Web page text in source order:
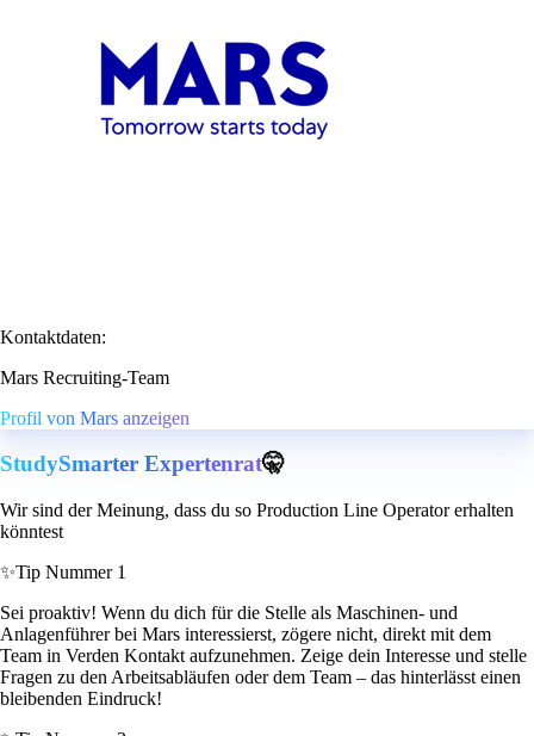
Kontaktdaten:
Mars Recruiting-Team
Profil von Mars anzeigen
StudySmarter Expertenrat🤫
Wir sind der Meinung, dass du so Production Line Operator erhalten
könntest
✨Tip Nummer 1
Sei proaktiv! Wenn du dich für die Stelle als Maschinen- und
Anlagenführer bei Mars interessierst, zögere nicht, direkt mit dem
Team in Verden Kontakt aufzunehmen. Zeige dein Interesse und stelle
Fragen zu den Arbeitsabläufen oder dem Team – das hinterlässt einen
bleibenden Eindruck!